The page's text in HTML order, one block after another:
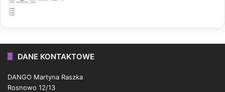
DANE KONTAKTOWE
DANGO Martyna Raszka
Rosnowo 12/13